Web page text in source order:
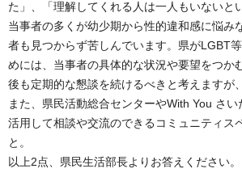
た」、「理解してくれる人は一人もいないと
当事者の多くが幼少期から性的違和感に悩み
者も見つからず苦しんでいます。県がLGBT
めには、当事者の具体的な状況や要望をつか
後も定期的な懇談を続けるべきと考えますが
また、県民活動総合センターやWith You さ
活用して相談や交流のできるコミュニティス
と。
以上2点、県民生活部長よりお答えください。